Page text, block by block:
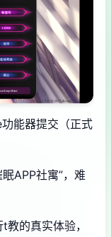
能器提交（正式
APP社寓”，难
的真实体验，